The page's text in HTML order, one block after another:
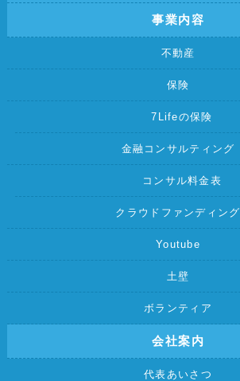
事業内容
不動産
保険
7Lifeの保険
金融コンサルティング
コンサル料金表
クラウドファンディング
Youtube
土壁
ボランティア
会社案内
代表あいさつ